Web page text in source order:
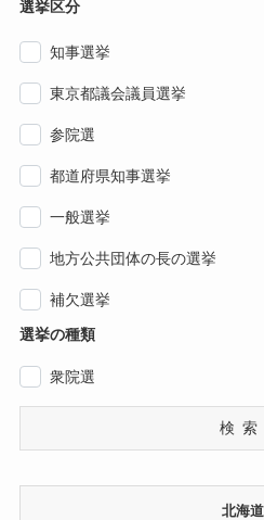
選挙区分
知事選挙
東京都議会議員選挙
参院選
都道府県知事選挙
一般選挙
地方公共団体の長の選挙
補欠選挙
選挙の種類
衆院選
検索
北海道